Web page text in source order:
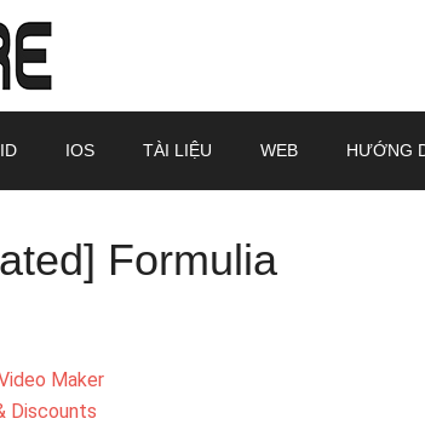
IOS TÀI LIỆU WEB HƯỚNG
Formulia
Maker
Discounts